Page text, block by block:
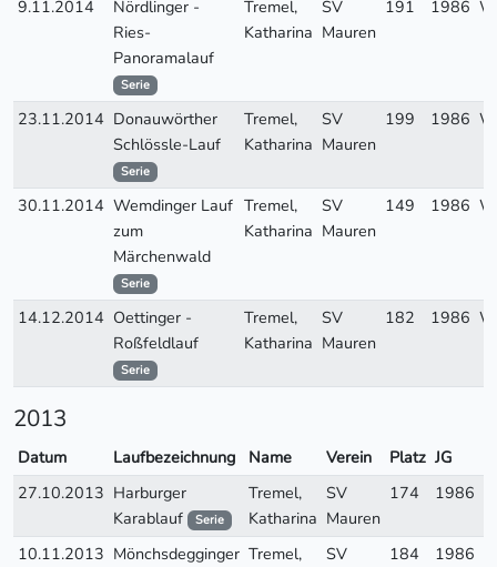
9.11.2014
Nördlinger -
Ries-
Panoramalauf
Serie
Tremel,
Katharina
SV
Mauren
191 1986
23.11.2014 Donauwörther
Schlössle-Lauf
Serie
Tremel,
Katharina
SV
Mauren
199 1986
30.11.2014 Wemdinger Lauf
zum
Märchenwald
Serie
Tremel,
Katharina
SV
Mauren
149 1986
14.12.2014 Oettinger -
Roßfeldlauf
Serie
Tremel,
Katharina
SV
Mauren
182 1986
2013
Datum Laufbezeichnung Name Verein Platz JG
27.10.2013 Harburger
Karablauf
Serie
Tremel,
Katharina
SV
Mauren
174 1986
10.11.2013 Mönchsdegginger Tremel,
SV
184 1986